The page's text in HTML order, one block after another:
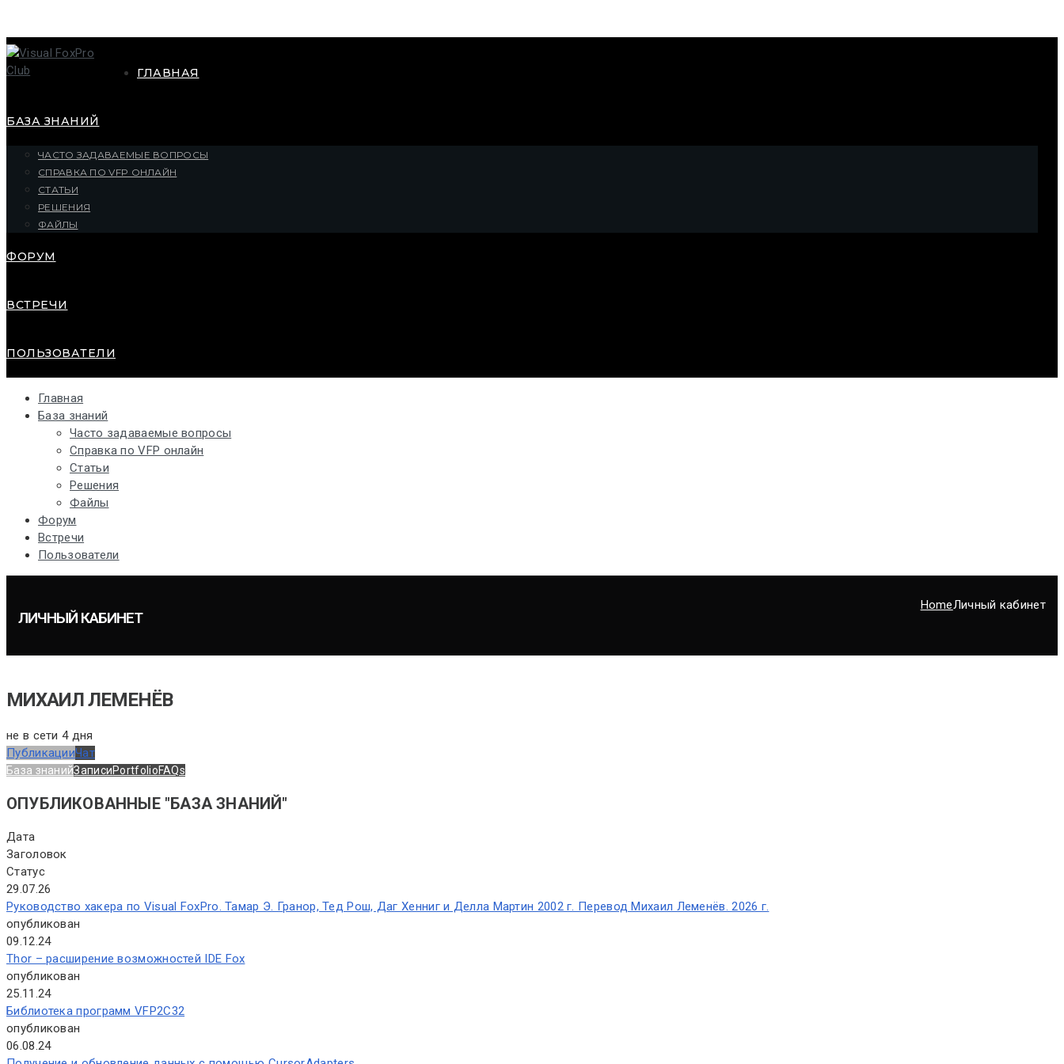
ГЛАВНАЯ
БАЗА ЗНАНИЙ
ЧАСТО ЗАДАВАЕМЫЕ ВОПРОСЫ
СПРАВКА ПО VFP ОНЛАЙН
СТАТЬИ
РЕШЕНИЯ
ФАЙЛЫ
ФОРУМ
ВСТРЕЧИ
ПОЛЬЗОВАТЕЛИ
Главная
База знаний
Часто задаваемые вопросы
Справка по VFP онлайн
Статьи
Решения
Файлы
Форум
Встречи
Пользователи
HomeЛичный кабинет
ЛИЧНЫЙ КАБИНЕТ
МИХАИЛ ЛЕМЕНЁВ
не в сети 4 дня
ПубликацииЧат
База знанийЗаписиPortfolioFAQs
ОПУБЛИКОВАННЫЕ "БАЗА ЗНАНИЙ"
Дата
Заголовок
Статус
29.07.26
Руководство хакера по Visual FoxPro. Тамар Э. Гранор, Тед Рош, Даг Хенниг и Делла Мартин 2002 г. Перевод Михаил Леменёв. 2026 г.
опубликован
09.12.24
Thor – расширение возможностей IDE Fox
опубликован
25.11.24
Библиотека программ VFP2C32
опубликован
06.08.24